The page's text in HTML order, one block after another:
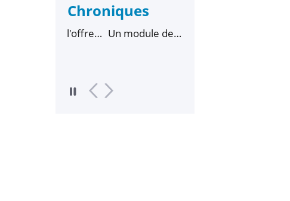
Chroniques
Un module de